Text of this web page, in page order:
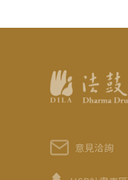
意見洽詢